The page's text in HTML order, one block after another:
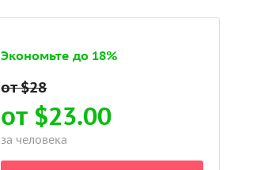
Экономьте до 18%
от $23.00
за человека